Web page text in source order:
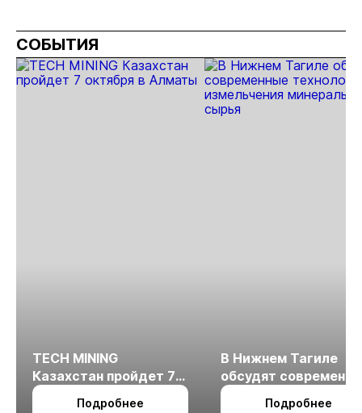
СОБЫТИЯ
TECH MINING
Казахстан пройдет 7
октября в Алматы
Подробнее
В Нижнем Тагиле
обсудят
технологии
Подробнее